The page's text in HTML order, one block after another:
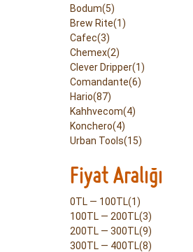
Bodum(5)
Brew Rite(1)
Cafec(3)
Chemex(2)
Clever Dripper(1)
Comandante(6)
Hario(87)
Kahhvecom(4)
Konchero(4)
Urban Tools(15)
Fiyat Aralığı
0TL — 100TL(1)
100TL — 200TL(3)
200TL — 300TL(9)
300TL — 400TL(8)